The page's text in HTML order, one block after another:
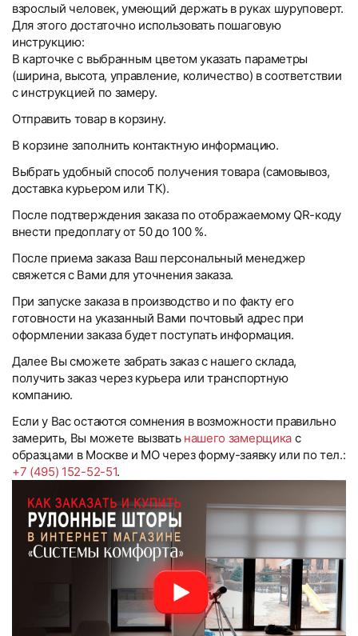
взрослый человек, умеющий держать в руках шуруповерт.
Для этого достаточно использовать пошаговую
инструкцию:
В карточке с выбранным цветом указать параметры
(ширина, высота, управление, количество) в соответствии
с инструкцией по замеру.
Отправить товар в корзину.
В корзине заполнить контактную информацию.
Выбрать удобный способ получения товара (самовывоз,
доставка курьером или ТК).
После подтверждения заказа по отображаемому QR-коду
внести предоплату от 50 до 100 %.
После приема заказа Ваш персональный менеджер
свяжется с Вами для уточнения заказа.
При запуске заказа в производство и по факту его
готовности на указанный Вами почтовый адрес при
оформлении заказа будет поступать информация.
Далее Вы сможете забрать заказ с нашего склада,
получить заказ через курьера или транспортную
компанию.
Если у Вас остаются сомнения в возможности правильно
замерить, Вы можете вызвать нашего замерщикас
образцами в Москве и МО через форму-заявку или по тел.:
+7 (495) 152-52-51.